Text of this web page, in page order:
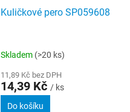
Kuličkové pero SP059608
Skladem (>20 ks)
11,89 Kč bez DPH
14,39 Kč / ks
Do košíku